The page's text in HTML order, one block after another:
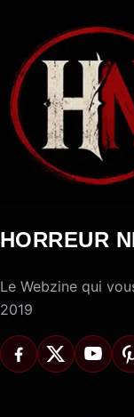
HORREUR
Le Webzine qui
2019